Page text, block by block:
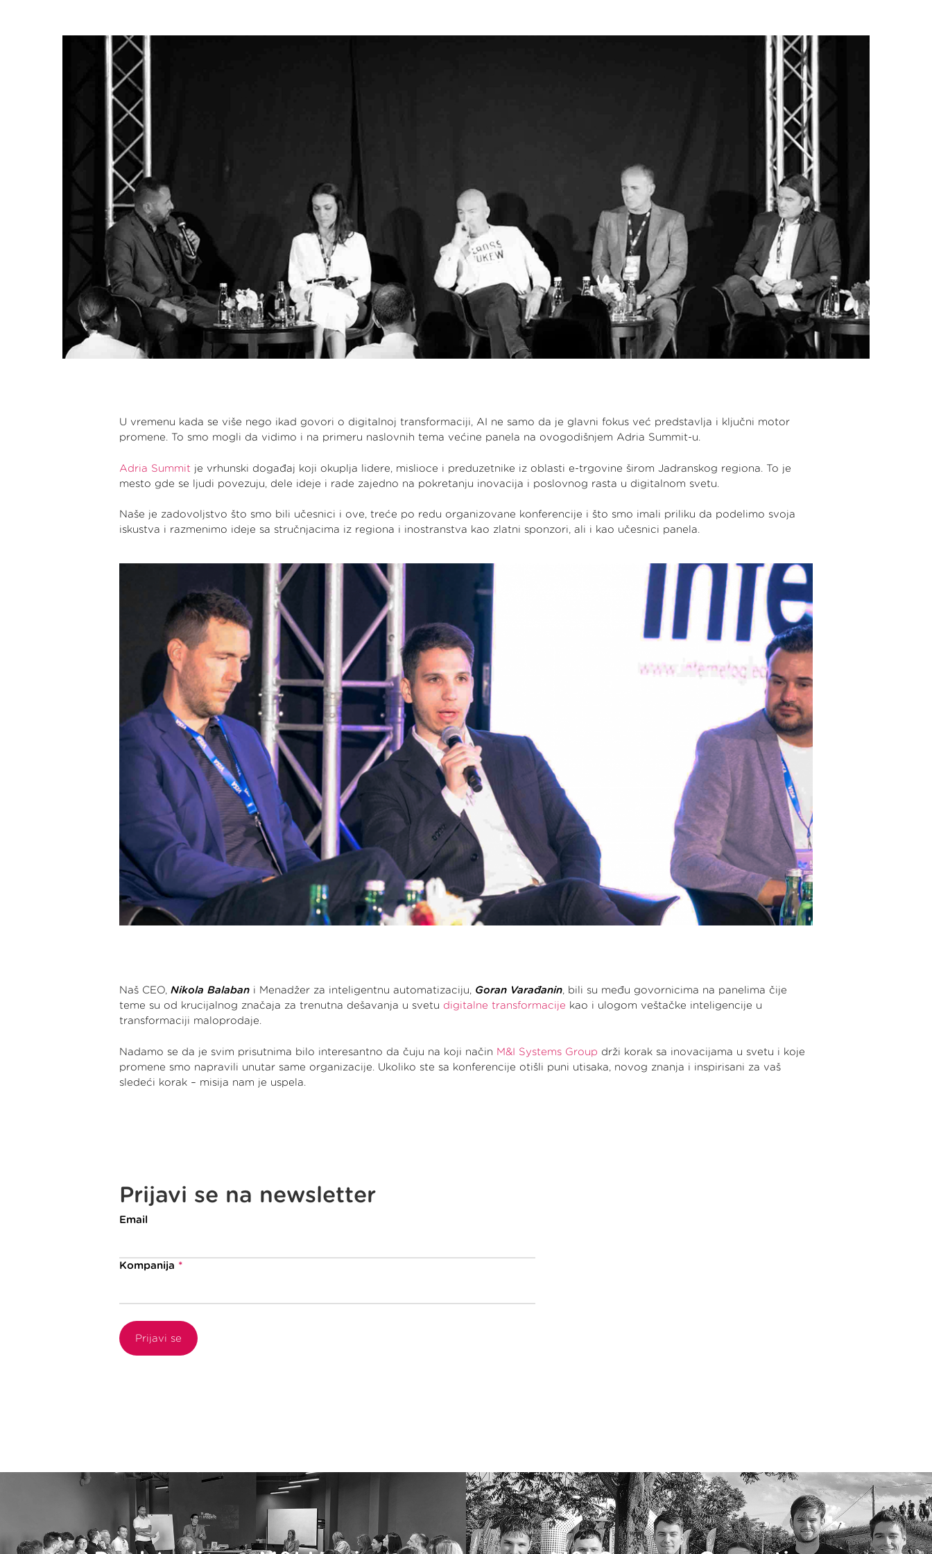
U vremenu kada se više nego ikad govori o digitalnoj transformaciji, AI ne samo da je glavni fokus već predstavlja i ključni motor
promene. To smo mogli da vidimo i na primeru naslovnih tema većine panela na ovogodišnjem Adria Summit-u.
Adria Summit je vrhunski događaj koji okuplja lidere, mislioce i preduzetnike iz oblasti e-trgovine širom Jadranskog regiona. To je
mesto gde se ljudi povezuju, dele ideje i rade zajedno na pokretanju inovacija i poslovnog rasta u digitalnom svetu.
Naše je zadovoljstvo što smo bili učesnici i ove, treće po redu organizovane konferencije i što smo imali priliku da podelimo svoja
iskustva i razmenimo ideje sa stručnjacima iz regiona i inostranstva kao zlatni sponzori, ali i kao učesnici panela.
Naš CEO,Nikola Balaban i Menadžer za inteligentnu automatizaciju, Goran Varađanin, bili su među govornicima na panelima čije
teme su od krucijalnog značaja za trenutna dešavanja u svetu digitalne transformacije kao i ulogom veštačke inteligencije u
transformaciji maloprodaje.
Nadamo se da je svim prisutnima bilo interesantno da čuju na koji način M&I Systems Group drži korak sa inovacijama u svetu i koje
promene smo napravili unutar same organizacije. Ukoliko ste sa konferencije otišli puni utisaka, novog znanja i inspirisani za vaš
sledeći korak – misija nam je uspela.
Prijavi se na newsletter
Email
Kompanija *